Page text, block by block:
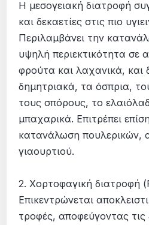
Η μεσογειακή διατροφή
και δεκαετίες στις πιο
Περιλαμβάνει την
υψηλή περιεκτικότητα σε
φρούτα και λαχανικά, και
δημητριακά, τα όσπρια,
τους σπόρους, το
μπαχαρικά. Επιτρέπει
κατανάλωση πουλερικών,
γιαουρτιού.
2. Χορτοφαγική διατροφή
Επικεντρώνεται
τροφές, αποφεύγοντας τις